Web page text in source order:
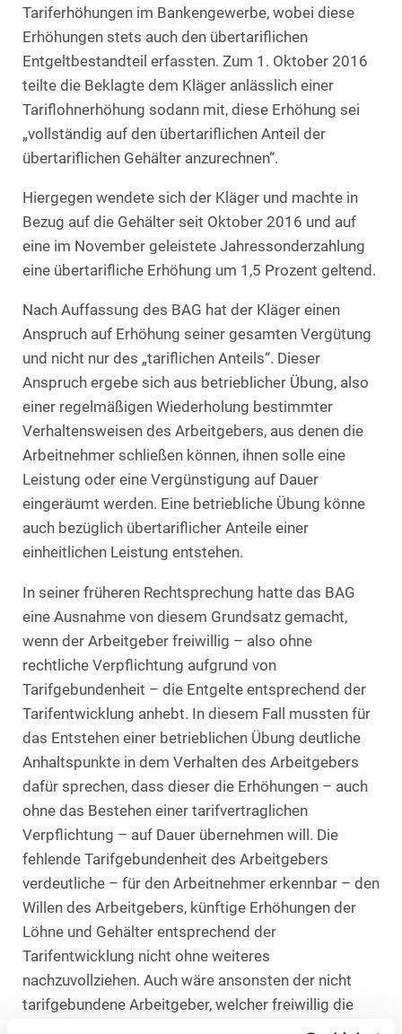
Tariferhöhungen im Bankengewerbe, wobei diese
Erhöhungen stets auch den übertariflichen
Entgeltbestandteil erfassten. Zum 1. Oktober 2016
teilte die Beklagte dem Kläger anlässlich einer
Tariflohnerhöhung sodann mit, diese Erhöhung sei
„vollständig auf den übertariflichen Anteil der
übertariflichen Gehälter anzurechnen“.
Hiergegen wendete sich der Kläger und machte in
Bezug auf die Gehälter seit Oktober 2016 und auf
eine im November geleistete Jahressonderzahlung
eine übertarifliche Erhöhung um 1,5 Prozent geltend.
Nach Auffassung des BAG hat der Kläger einen
Anspruch auf Erhöhung seiner gesamten Vergütung
und nicht nur des „tariflichen Anteils“. Dieser
Anspruch ergebe sich aus betrieblicher Übung, also
einer regelmäßigen Wiederholung bestimmter
Verhaltensweisen des Arbeitgebers, aus denen die
Arbeitnehmer schließen können, ihnen solle eine
Leistung oder eine Vergünstigung auf Dauer
eingeräumt werden. Eine betriebliche Übung könne
auch bezüglich übertariflicher Anteile einer
einheitlichen Leistung entstehen.
In seiner früheren Rechtsprechung hatte das BAG
eine Ausnahme von diesem Grundsatz gemacht,
wenn der Arbeitgeber freiwillig – also ohne
rechtliche Verpflichtung aufgrund von
Tarifgebundenheit – die Entgelte entsprechend der
Tarifentwicklung anhebt. In diesem Fall mussten für
das Entstehen einer betrieblichen Übung deutliche
Anhaltspunkte in dem Verhalten des Arbeitgebers
dafür sprechen, dass dieser die Erhöhungen – auch
ohne das Bestehen einer tarifvertraglichen
Verpflichtung – auf Dauer übernehmen will. Die
fehlende Tarifgebundenheit des Arbeitgebers
verdeutliche – für den Arbeitnehmer erkennbar – den
Willen des Arbeitgebers, künftige Erhöhungen der
Löhne und Gehälter entsprechend der
Tarifentwicklung nicht ohne weiteres
nachzuvollziehen. Auch wäre ansonsten der nicht
tarifgebundene Arbeitgeber, welcher freiwillig die
Entgelte entsprechend von Tariferhöhungen steigert,